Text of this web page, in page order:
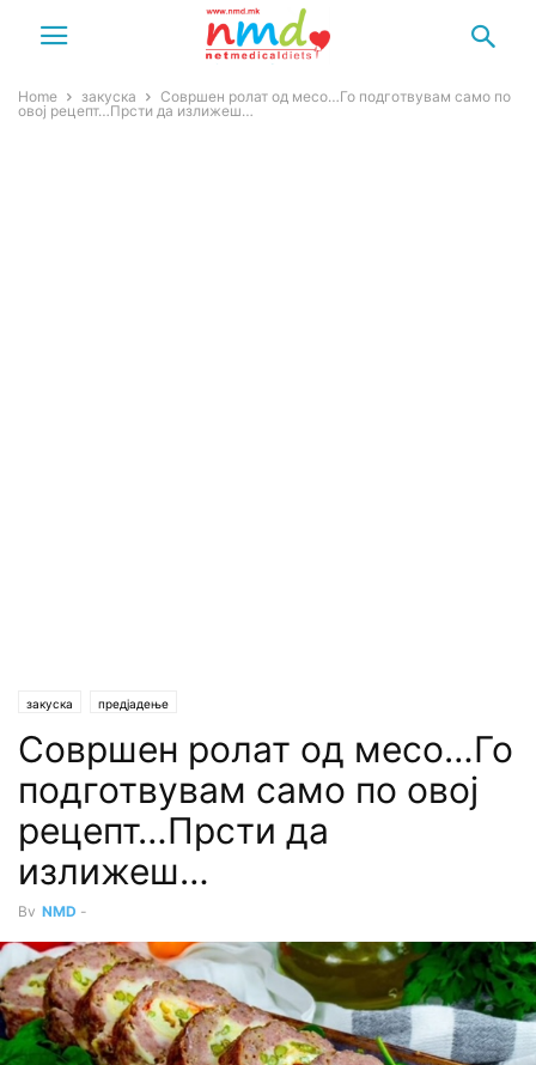
Home закуска
Совршен ролат од месо…Го подготвувам само по
овој рецепт…Прсти да излижеш…
закуска предјадење
Совршен ролат од месо…Го
подготвувам само по овој
рецепт…Прсти да
излижеш…
By NMD -